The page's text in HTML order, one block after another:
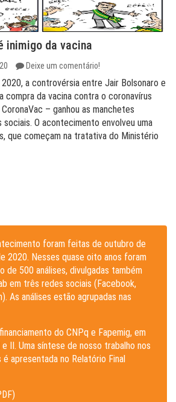
inimigo da vacina
Deixe um comentário!
a controvérsia entre Jair Bolsonaro e
compra da vacina contra o coronavírus
– ganhou as manchetes
O acontecimento envolveu uma
que começam na tratativa do Ministério
foram feitas de outubro de
2020. Nesses quase oito anos foram
de 500 análises, divulgadas também
em três redes sociais (Facebook,
As análises estão agrupadas nas
do CNPq e Fapemig, em
II. Uma síntese de nosso trabalho nos
apresentada no Relatório Final